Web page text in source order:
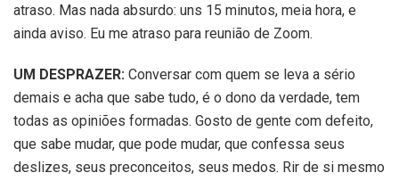
atraso. Mas nada absurdo: uns 15 minutos, meia hora, e
ainda aviso. Eu me atraso para reunião de Zoom.
UM DESPRAZER: Conversar com quem se leva a sério
demais e acha que sabe tudo, é o dono da verdade, tem
todas as opiniões formadas. Gosto de gente com defeito,
que sabe mudar, que pode mudar, que confessa seus
deslizes, seus preconceitos, seus medos. Rir de si mesmo